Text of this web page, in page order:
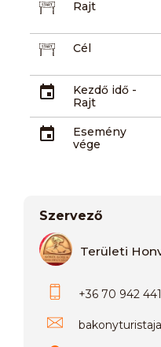
Rajt
Cél
Kezdő idő -
Rajt
Esemény
vége
Szervező
Területi
+36 70 942
bakonyturistaja